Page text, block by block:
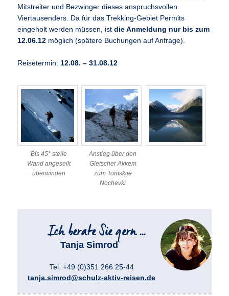
Mitstreiter und Bezwinger dieses anspruchsvollen
Viertausenders. Da für das Trekking-Gebiet Permits
eingeholt werden müssen, istdie Anmeldung nur bis zum
12.06.12 möglich (spätere Buchungen auf Anfrage).
Reisetermin: 12.08. – 31.08.12
Bis 45° steile
Wand angeseilt
überwinden
Anstieg über den
Gletscher Akkem
zum Tomskije
Nochevki
Tanja Simrod
Tel. +49 (0)351 266 25-44
tanja.simrod@schulz-aktiv-reisen.de